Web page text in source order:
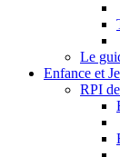
Le
Enfance et
RPI